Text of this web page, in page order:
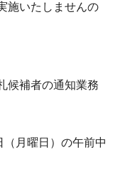
施いたしませんの
候補者の通知業務
月曜日）の午前中